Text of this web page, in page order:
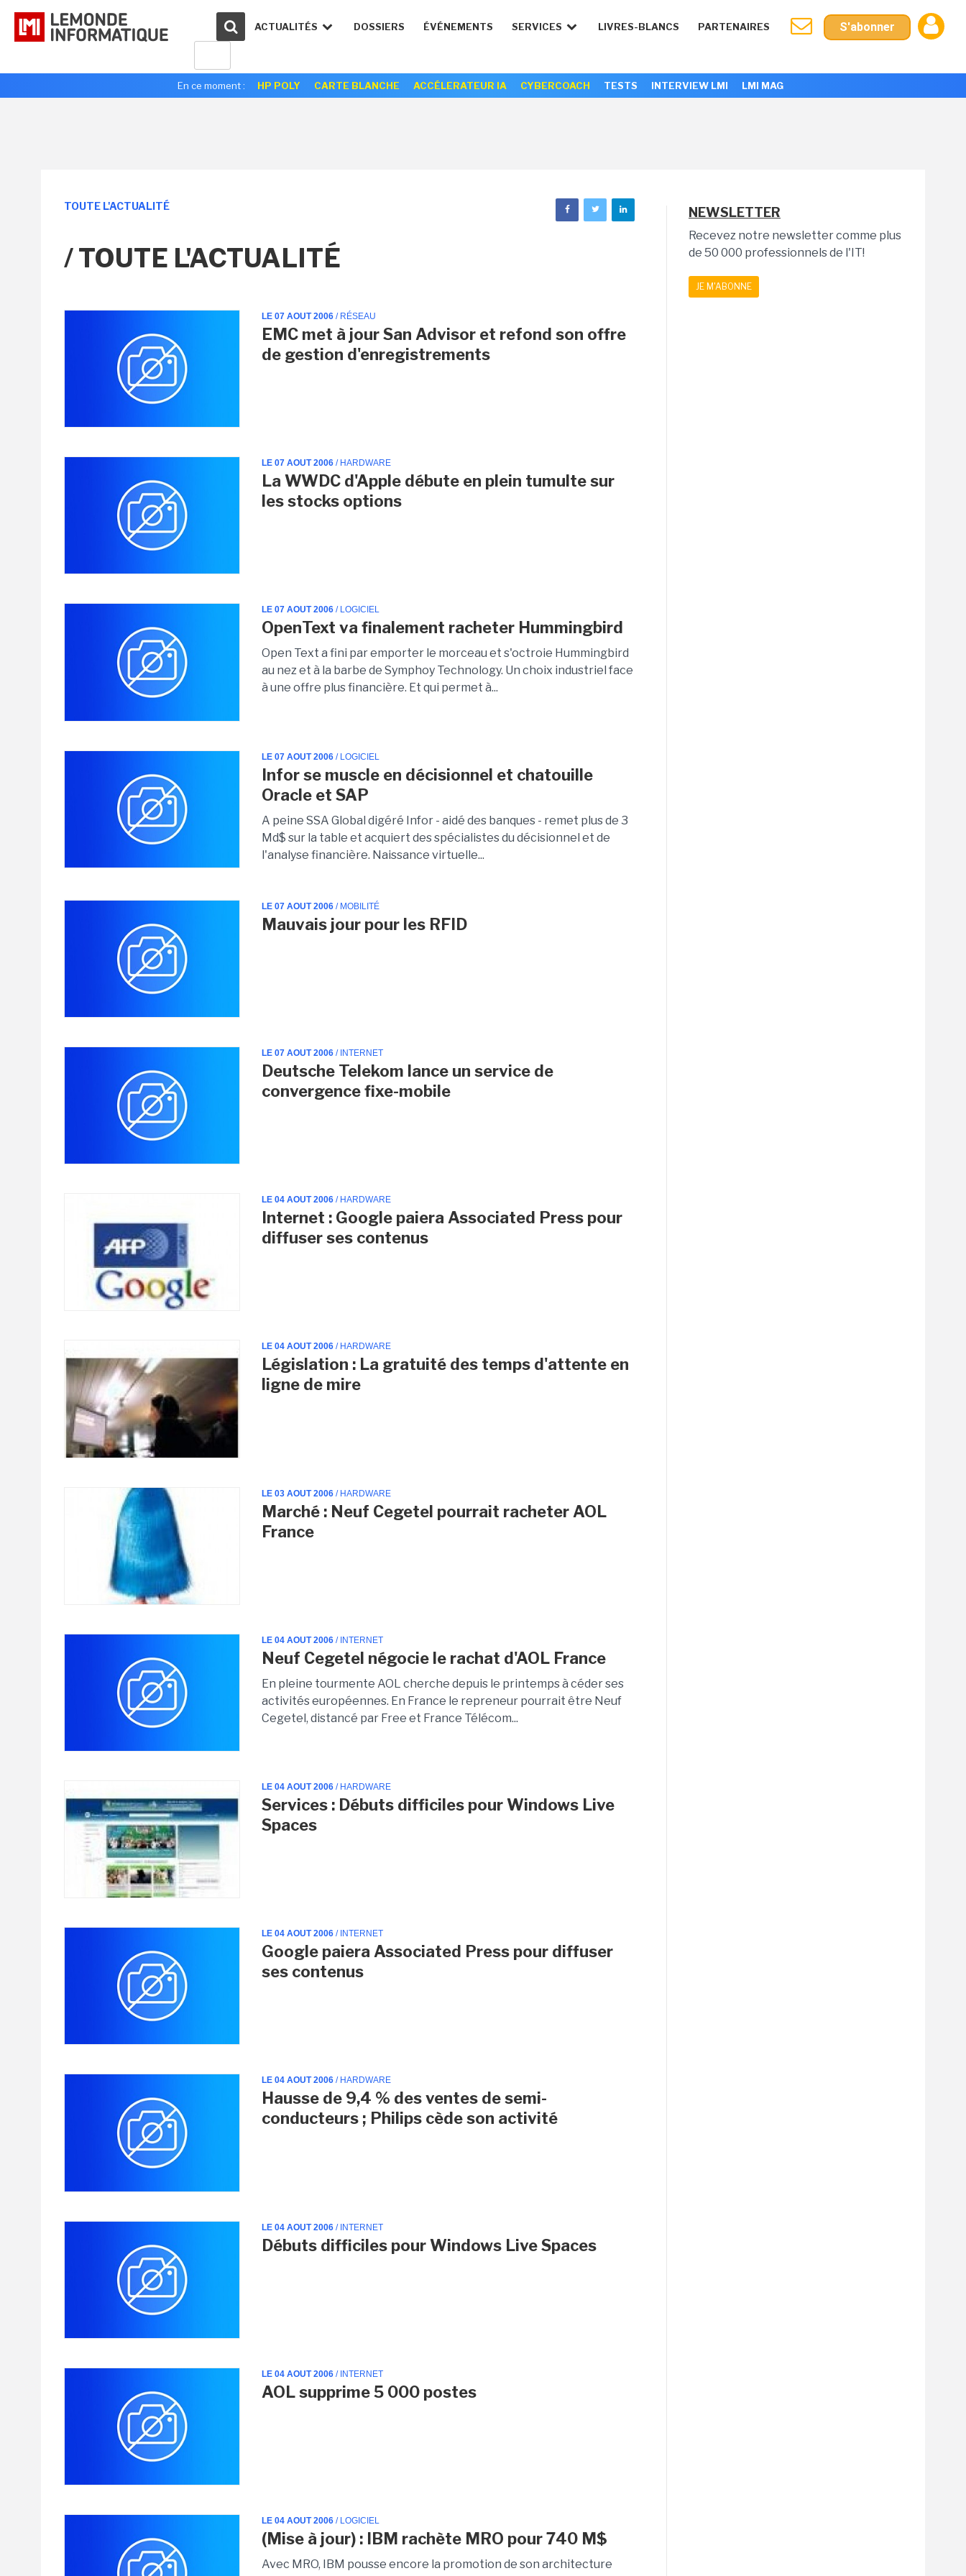
ACTUALITÉS DOSSIERS ÉVÉNEMENTS SERVICES LIVRES-BLANCS PARTENAIRES S'abonner
En ce moment : HP POLY CARTE BLANCHE ACCÉLERATEUR IA CYBERCOACH TESTS INTERVIEW LMI LMI MAG
TOUTE L'ACTUALITÉ
/ TOUTE L'ACTUALITÉ
LE 07 AOUT 2006 / RÉSEAU
EMC met à jour San Advisor et refond son offre
de gestion d'enregistrements
LE 07 AOUT 2006 / HARDWARE
La WWDC d'Apple débute en plein tumulte sur
les stocks options
LE 07 AOUT 2006 / LOGICIEL
OpenText va finalement racheter Hummingbird
Open Text a fini par emporter le morceau et s'octroie Hummingbird
au nez et à la barbe de Symphoy Technology. Un choix industriel face
à une offre plus financière. Et qui permet à...
LE 07 AOUT 2006 / LOGICIEL
Infor se muscle en décisionnel et chatouille
Oracle et SAP
A peine SSA Global digéré Infor - aidé des banques - remet plus de 3
Md$ sur la table et acquiert des spécialistes du décisionnel et de
l'analyse financière. Naissance virtuelle...
LE 07 AOUT 2006 / MOBILITÉ
Mauvais jour pour les RFID
LE 07 AOUT 2006 / INTERNET
Deutsche Telekom lance un service de
convergence fixe-mobile
LE 04 AOUT 2006 / HARDWARE
Internet : Google paiera Associated Press pour
diffuser ses contenus
LE 04 AOUT 2006 / HARDWARE
Législation : La gratuité des temps d'attente en
ligne de mire
LE 03 AOUT 2006 / HARDWARE
Marché : Neuf Cegetel pourrait racheter AOL
France
LE 04 AOUT 2006 / INTERNET
Neuf Cegetel négocie le rachat d'AOL France
En pleine tourmente AOL cherche depuis le printemps à céder ses
activités européennes. En France le repreneur pourrait être Neuf
Cegetel, distancé par Free et France Télécom...
LE 04 AOUT 2006 / HARDWARE
Services : Débuts difficiles pour Windows Live
Spaces
LE 04 AOUT 2006 / INTERNET
Google paiera Associated Press pour diffuser
ses contenus
LE 04 AOUT 2006 / HARDWARE
Hausse de 9,4 % des ventes de semi-
conducteurs ; Philips cède son activité
LE 04 AOUT 2006 / INTERNET
Débuts difficiles pour Windows Live Spaces
LE 04 AOUT 2006 / INTERNET
AOL supprime 5 000 postes
LE 04 AOUT 2006 / LOGICIEL
(Mise à jour) : IBM rachète MRO pour 740 M$
Avec MRO, IBM pousse encore la promotion de son architecture
NEWSLETTER
Recevez notre newsletter comme plus
de 50 000 professionnels de l'IT!
JE M'ABONNE